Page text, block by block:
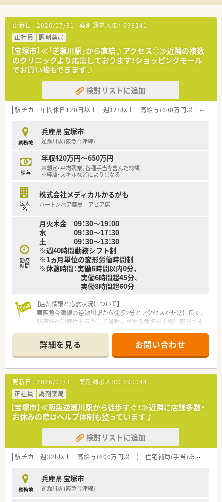
一に考えた、真心のこもった丁寧なサービス提供をモットーとし
■従業員の働きやすさを追求しており、転勤の心配がないため、
一つの場所で腰を据えて長くキャリアを築くことが可能な環境
です。
【想定されるキャリアイメージ】
■まずは現場の運営を学び、地域の方々に顔を覚えていただくこ
とからスタートし、信頼を築いていただきます。
■将来的には、少人数の体制を活かして店舗のマネジメント全般
を主導し、経営に近い視点で薬局づくりに携わることが可能にな
ります。
■勉強会などの教育制度を活用しながら最新の知識をアップデ
ます。
【こんな方にオススメ】
■宝塚駅からのアクセスを重視しており、通勤時間を短縮して自
分や家族のための時間を増やしたいと考えている方に強くお勧
めします。
な労働条件を両立させたいという、欲張りな希望をお持ちの方で
す。
■少数の体制に抵抗がなく、自分のペースで業務を進めながら、
店舗運営を主導していきたい方に最適です。
更新日： 2026/07/31 薬剤師求人ID： 698241
正社員
調剤薬局
【宝塚市】≪「逆瀬川駅」から直結♪アクセス◎≫近隣の複数
のクリニックより応需しております！ショッピングモール
でお買い物もできます♪
検討リストに追加
駅チカ 年間休日120日以上 週32h以上 高給与(600万円以上)
勤務地
兵庫県 宝塚市
逆瀬川駅 (阪急今津線)
給与
年収420万円～650万円
※想定・平均残業、各種手当を含んだ総額
※経験・スキルなどにより異なる
法人
名
株式会社メディカルかるがも
ハートンベア薬局 アピア店
勤務
時間
月火木金 09：30～19：00
水 09：30～17：30
土 09：30～13：30
※週40時間勤務シフト制
※1ヵ月単位の変形労働時間制
※休憩時間：実働6時間以内0分、
実働6時間超45分、
実働8時間超60分
【店舗情報と応需状況について】
■阪急今津線の逆瀬川駅から徒歩2分とアクセスが非常に良く、
駅直結の利便性を活かして通勤にかかる負担を大幅に軽減でき
■処方箋は近隣の整形外科や皮膚科、内科などを中心に1日40枚
から50枚ほど応需しており、地域に根差した医療を提供してい
ます。
■現場は薬剤師と事務を合わせて常時3名から5名体制で運営さ
れており、一人ひとりがゆとりを持って丁寧な服薬指導に集中で
きます。
【法人特徴について】
■1999年に設立され大阪を中心に近畿圏で約90店舗を展開して
おり、主にクリニック門前でのマンツーマン出店を得意としてい
ます。
■2025年よりスギHDの一員となったことで経営基盤がより強
固になり、大手ならではの充実した福利厚生を享受できる環境で
す。
無理な異動や厳しいノルマを課さないことで低い離職率を維持
しています。
詳細を見る お問い合わせ
更新日： 2026/07/31 薬剤師求人ID： 690044
正社員
調剤薬局
【宝塚市】≪阪急逆瀬川駅から徒歩すぐ！≫近隣に店舗多数・
お休みの際はヘルプ体制も整っています♪
検討リストに追加
駅チカ 週32h以上 高給与(600万円以上) 住宅補助(手当)あり
勤務地
兵庫県 宝塚市
逆瀬川駅 (阪急今津線)